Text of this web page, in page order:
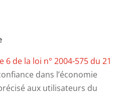
6 de la loi n° 2004-575 du 21
dans l’économie
aux utilisateurs du